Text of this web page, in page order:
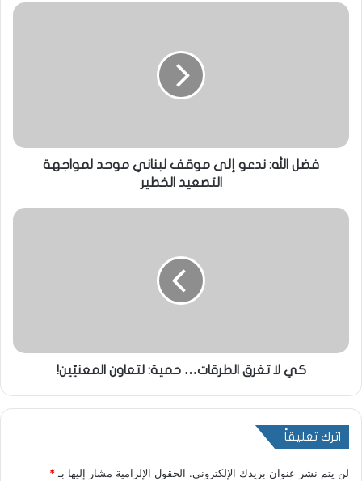
فضل الله: ندعو إلى موقف لبناني موحد لمواجهة
التصعيد الخطير
كي لا تغرق الطرقات… حمية: لتعاون المعنيّين!
اترك تعليقاً
لن يتم نشر عنوان بريدك الإلكتروني. الحقول الإلزامية مشار إليها بـ*